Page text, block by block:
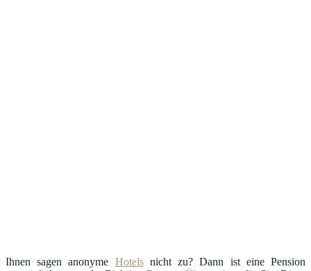
Ihnen sagen anonyme Hotelsnicht zu? Dann ist eine Pension